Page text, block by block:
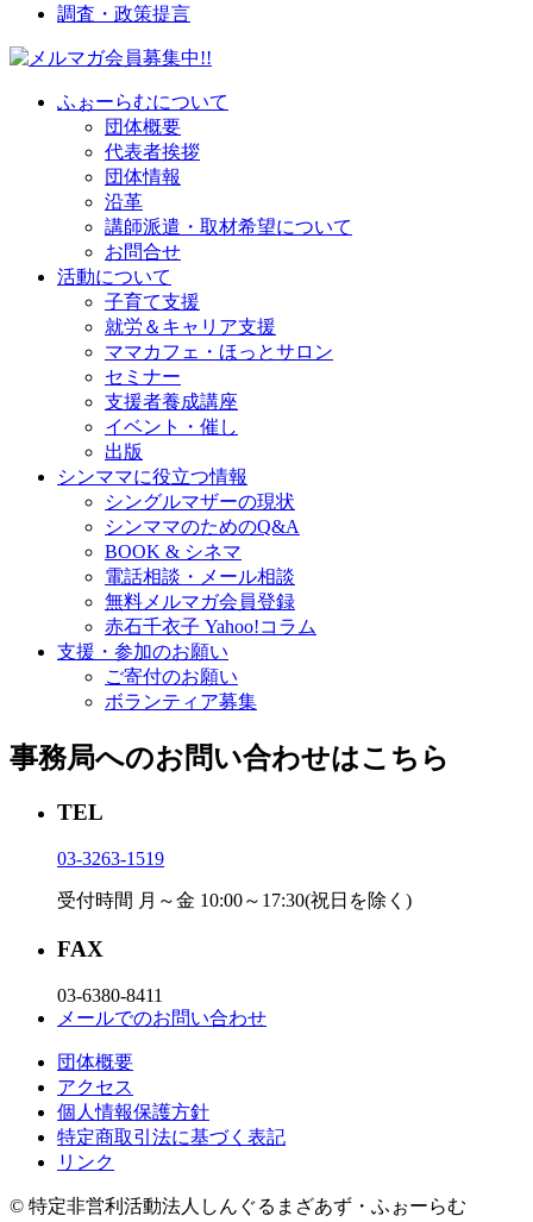
調査・政策提言
ふぉーらむについて
団体概要
代表者挨拶
団体情報
沿革
講師派遣・取材希望について
お問合せ
活動について
子育て支援
就労＆キャリア支援
ママカフェ・ほっとサロン
セミナー
支援者養成講座
イベント・催し
出版
シンママに役立つ情報
シングルマザーの現状
シンママのためのQ&A
BOOK & シネマ
電話相談・メール相談
無料メルマガ会員登録
赤石千衣子 Yahoo!コラム
支援・参加のお願い
ご寄付のお願い
ボランティア募集
事務局へのお問い合わせはこちら
TEL
03-3263-1519
受付時間 月～金 10:00～17:30(祝日を除く)
FAX
03-6380-8411
メールでのお問い合わせ
団体概要
アクセス
個⼈情報保護⽅針
特定商取引法に基づく表記
リンク
© 特定非営利活動法人しんぐるまざあず・ふぉーらむ